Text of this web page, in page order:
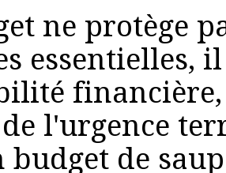
ne protège
essentielles,
l'urgence
budget de